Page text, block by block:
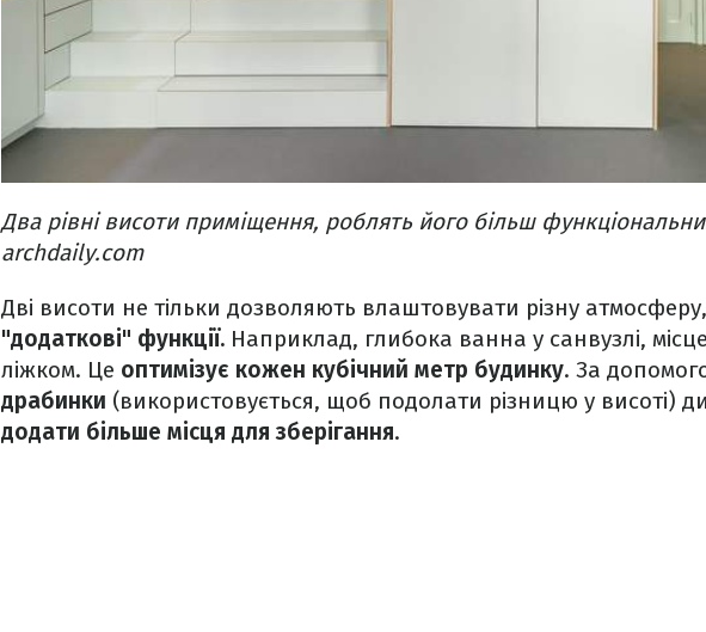
Два рівні висоти приміщення, роблять його більш
archdaily.com
Дві висоти не тільки дозволяють влаштовувати різну
"додаткові" функції. Наприклад, глибока ванна у санвузлі,
ліжком. Це оптимізує кожен кубічний метр будинку. За
драбинки (використовується, щоб подолати різницю у висоті)
додати більше місця для зберігання.